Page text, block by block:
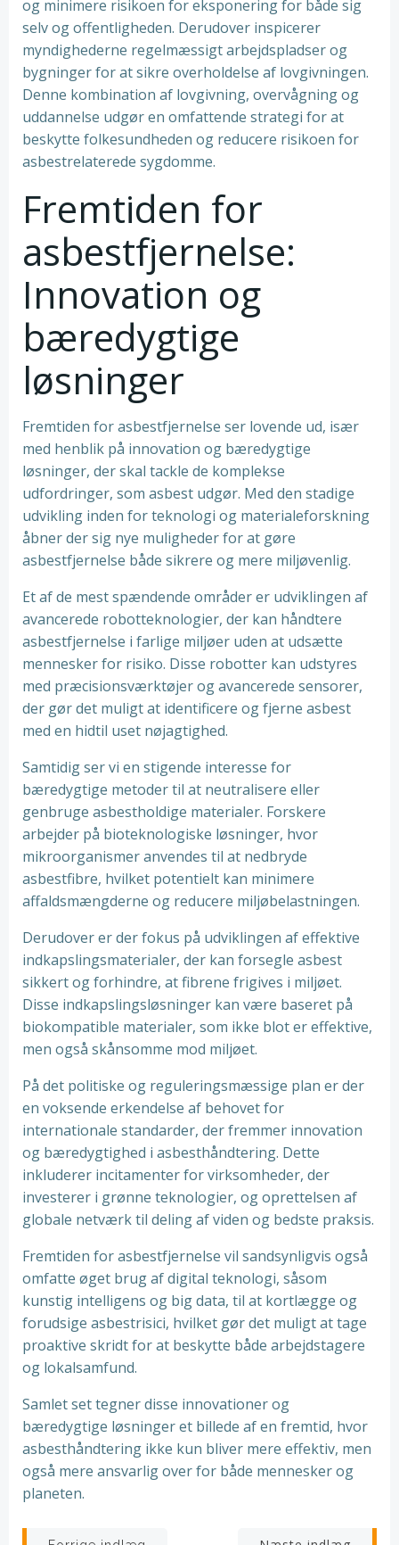
og minimere risikoen for eksponering for både sig
selv og offentligheden. Derudover inspicerer
myndighederne regelmæssigt arbejdspladser og
bygninger for at sikre overholdelse af lovgivningen.
Denne kombination af lovgivning, overvågning og
uddannelse udgør en omfattende strategi for at
beskytte folkesundheden og reducere risikoen for
asbestrelaterede sygdomme.
Fremtiden for
asbestfjernelse:
Innovation og
bæredygtige
løsninger
Fremtiden for asbestfjernelse ser lovende ud, især
med henblik på innovation og bæredygtige
løsninger, der skal tackle de komplekse
udfordringer, som asbest udgør. Med den stadige
udvikling inden for teknologi og materialeforskning
åbner der sig nye muligheder for at gøre
asbestfjernelse både sikrere og mere miljøvenlig.
Et af de mest spændende områder er udviklingen af
avancerede robotteknologier, der kan håndtere
asbestfjernelse i farlige miljøer uden at udsætte
mennesker for risiko. Disse robotter kan udstyres
med præcisionsværktøjer og avancerede sensorer,
der gør det muligt at identificere og fjerne asbest
med en hidtil uset nøjagtighed.
Samtidig ser vi en stigende interesse for
bæredygtige metoder til at neutralisere eller
genbruge asbestholdige materialer. Forskere
arbejder på bioteknologiske løsninger, hvor
mikroorganismer anvendes til at nedbryde
asbestfibre, hvilket potentielt kan minimere
affaldsmængderne og reducere miljøbelastningen.
Derudover er der fokus på udviklingen af effektive
indkapslingsmaterialer, der kan forsegle asbest
sikkert og forhindre, at fibrene frigives i miljøet.
Disse indkapslingsløsninger kan være baseret på
biokompatible materialer, som ikke blot er effektive,
men også skånsomme mod miljøet.
På det politiske og reguleringsmæssige plan er der
en voksende erkendelse af behovet for
internationale standarder, der fremmer innovation
og bæredygtighed i asbesthåndtering. Dette
inkluderer incitamenter for virksomheder, der
investerer i grønne teknologier, og oprettelsen af
globale netværk til deling af viden og bedste praksis.
Fremtiden for asbestfjernelse vil sandsynligvis også
omfatte øget brug af digital teknologi, såsom
kunstig intelligens og big data, til at kortlægge og
forudsige asbestrisici, hvilket gør det muligt at tage
proaktive skridt for at beskytte både arbejdstagere
og lokalsamfund.
Samlet set tegner disse innovationer og
bæredygtige løsninger et billede af en fremtid, hvor
asbesthåndtering ikke kun bliver mere effektiv, men
også mere ansvarlig over for både mennesker og
planeten.